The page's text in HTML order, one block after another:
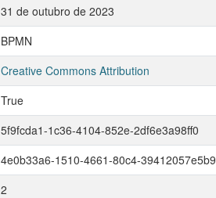
31 de outubro de 2023
BPMN
Creative Commons Attribution
True
5f9fcda1-1c36-4104-852e-2df6e3a98ff0
4e0b33a6-1510-4661-80c4-39412057e5b9
2